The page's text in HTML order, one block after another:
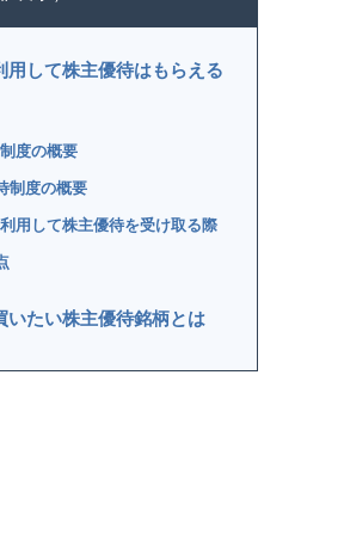
用して株主優待はもらえる
度の概要
制度の概要
用して株主優待を受け取る際
いたい株主優待銘柄とは
①安定した成長を見込める大手